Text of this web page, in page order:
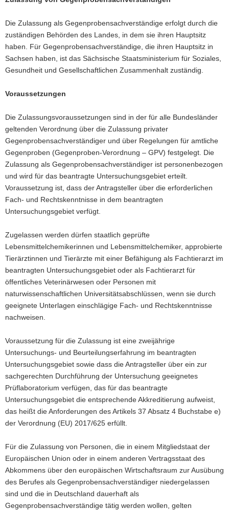
Die Zulassung als Gegenprobensachverständige erfolgt durch die
zuständigen Behörden des Landes, in dem sie ihren Hauptsitz
haben. Für Gegenprobensachverständige, die ihren Hauptsitz in
Sachsen haben, ist das Sächsische Staatsministerium für Soziales,
Gesundheit und Gesellschaftlichen Zusammenhalt zuständig.
Voraussetzungen
Die Zulassungsvoraussetzungen sind in der für alle Bundesländer
geltenden Verordnung über die Zulassung privater
Gegenprobensachverständiger und über Regelungen für amtliche
Gegenproben (Gegenproben-Verordnung – GPV) festgelegt. Die
Zulassung als Gegenprobensachverständiger ist personenbezogen
und wird für das beantragte Untersuchungsgebiet erteilt.
Voraussetzung ist, dass der Antragsteller über die erforderlichen
Fach- und Rechtskenntnisse in dem beantragten
Untersuchungsgebiet verfügt.
Zugelassen werden dürfen staatlich geprüfte
Lebensmittelchemikerinnen und Lebensmittelchemiker, approbierte
Tierärztinnen und Tierärzte mit einer Befähigung als Fachtierarzt im
beantragten Untersuchungsgebiet oder als Fachtierarzt für
öffentliches Veterinärwesen oder Personen mit
naturwissenschaftlichen Universitätsabschlüssen, wenn sie durch
geeignete Unterlagen einschlägige Fach- und Rechtskenntnisse
nachweisen.
Voraussetzung für die Zulassung ist eine zweijährige
Untersuchungs- und Beurteilungserfahrung im beantragten
Untersuchungsgebiet sowie dass die Antragsteller über ein zur
sachgerechten Durchführung der Untersuchung geeignetes
Prüflaboratorium verfügen, das für das beantragte
Untersuchungsgebiet die entsprechende Akkreditierung aufweist,
das heißt die Anforderungen des Artikels 37 Absatz 4 Buchstabe e)
der Verordnung (EU) 2017/625 erfüllt.
Für die Zulassung von Personen, die in einem Mitgliedstaat der
Europäischen Union oder in einem anderen Vertragsstaat des
Abkommens über den europäischen Wirtschaftsraum zur Ausübung
des Berufes als Gegenprobensachverständiger niedergelassen
sind und die in Deutschland dauerhaft als
Gegenprobensachverständige tätig werden wollen, gelten